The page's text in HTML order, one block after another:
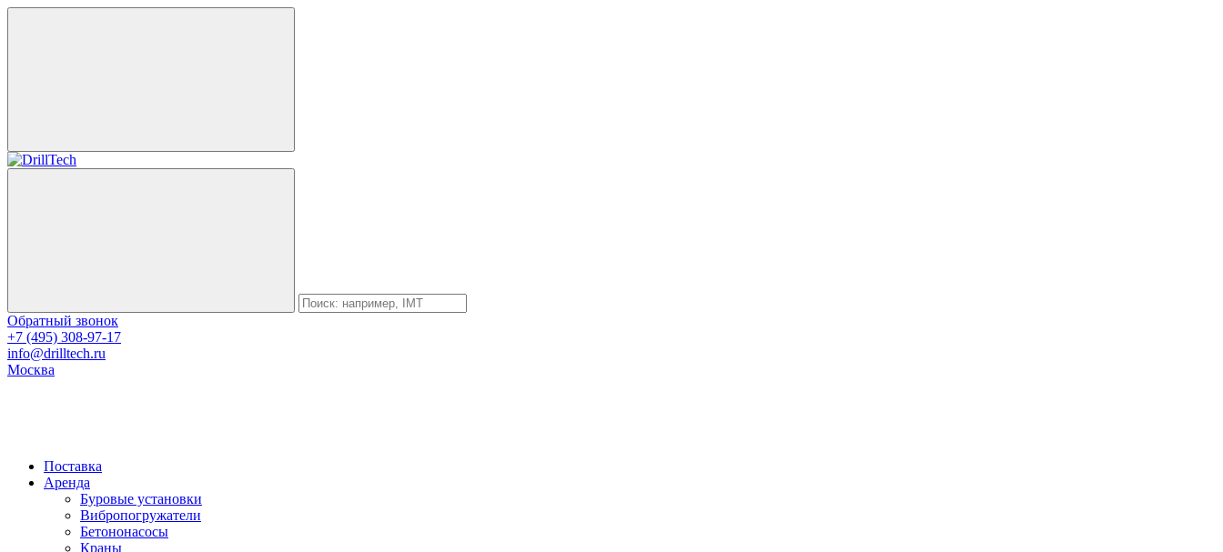
Обратный звонок
+7 (495) 308-97-17
info@drilltech.ru
Москва
Поставка
Аренда
Буровые установки
Вибропогружатели
Бетононасосы
Краны